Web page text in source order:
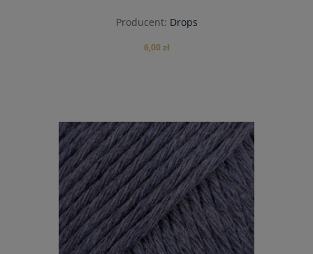
Producent: Drops
6,00 zł
do koszyka